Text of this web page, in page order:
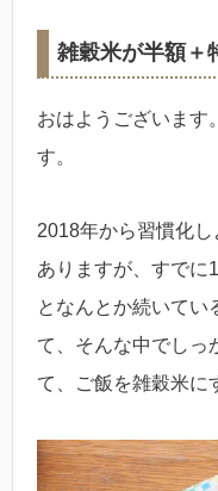
雑穀米が半額＋
おはようございます
す。
2018年から習慣化
ありますが、すでに
となんとか続いてい
て、そんな中でしっ
て、ご飯を雑穀米に